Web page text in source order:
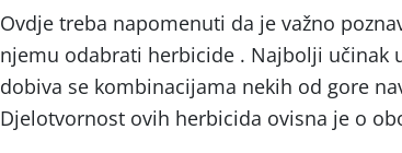
Ovdje treba napomenuti da je važno
njemu odabrati herbicide . Najbolji učinak
dobiva se kombinacijama nekih od gore
Djelotvornost ovih herbicida ovisna je o